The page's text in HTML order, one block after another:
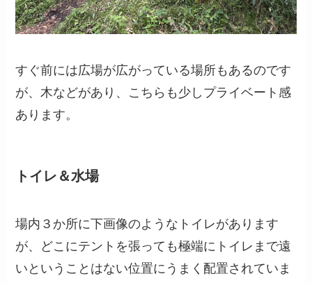
すぐ前には広場が広がっている場所もあるのです
が、木などがあり、こちらも少しプライベート感
あります。
トイレ＆水場
場内３か所に下画像のようなトイレがあります
が、どこにテントを張っても極端にトイレまで遠
いということはない位置にうまく配置されていま